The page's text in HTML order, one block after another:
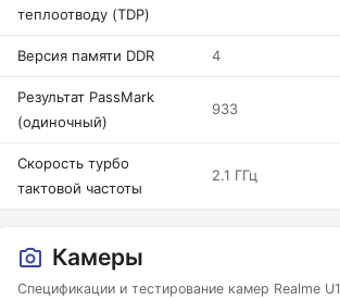
теплоотводу (TDP)
Версия памяти DDR 4
Результат PassMark
(одиночный)
933
Скорость турбо
тактовой частоты
2.1 ГГц
Камеры
Спецификации и тестирование камер Realme U1